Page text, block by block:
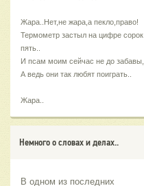
Жара..Нет,не жара,а пекло,право!
Термометр застыл на цифре сорок
пять..
И псам моим сейчас не до забавы,
А ведь они так любят поиграть..
Жара..
Немного о словах и делах..
В одном из последних